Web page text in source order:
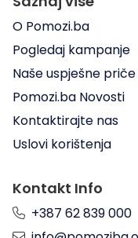
O Pomozi.ba
Pogledaj kampanje
Naše uspješne priče
Pomozi.ba Novosti
Kontaktirajte nas
Uslovi korištenja
Kontakt Info
+387 62 839 000